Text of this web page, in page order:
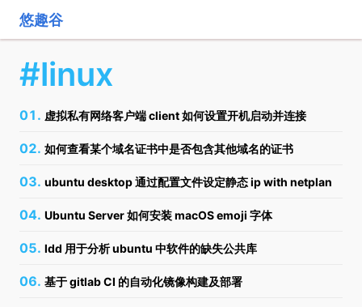
悠趣谷
#linux
虚拟私有网络客户端 client 如何设置开机启动并连接
如何查看某个域名证书中是否包含其他域名的证书
ubuntu desktop 通过配置文件设定静态 ip with netplan
Ubuntu Server 如何安装 macOS emoji 字体
ldd 用于分析 ubuntu 中软件的缺失公共库
基于 gitlab CI 的自动化镜像构建及部署